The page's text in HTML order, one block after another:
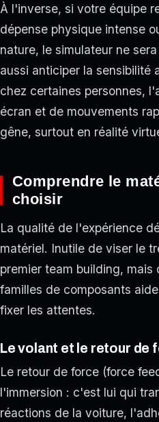
À l'inverse, si votre équipe
dépense physique intense
nature, le simulateur ne
aussi anticiper la sensibilité
chez certaines personnes,
écran et de mouvements
gêne, surtout en réalité
Comprendre le
choisir
La qualité de l'expérience
matériel. Inutile de viser le
premier team building, mais
familles de composants
fixer les attentes.
Le volant et le retour de
Le retour de force (force
l'immersion : c'est lui qui
réactions de la voiture,